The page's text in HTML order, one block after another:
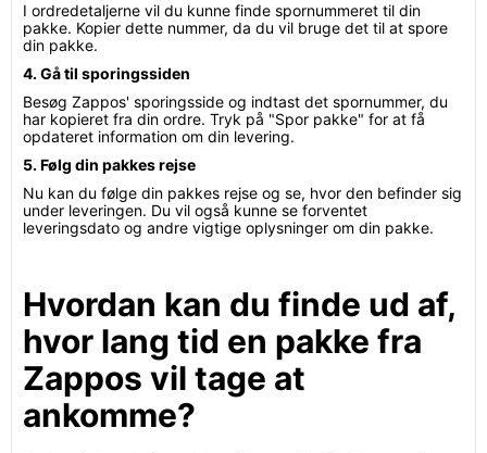
I ordredetaljerne vil du kunne finde spornummeret til din
pakke. Kopier dette nummer, da du vil bruge det til at spore
din pakke.
4. Gå til sporingssiden
Besøg Zappos' sporingsside og indtast det spornummer, du
har kopieret fra din ordre. Tryk på "Spor pakke" for at få
opdateret information om din levering.
5. Følg din pakkes rejse
Nu kan du følge din pakkes rejse og se, hvor den befinder sig
under leveringen. Du vil også kunne se forventet
leveringsdato og andre vigtige oplysninger om din pakke.
Hvordan kan du finde ud af,
hvor lang tid en pakke fra
Zappos vil tage at
ankomme?